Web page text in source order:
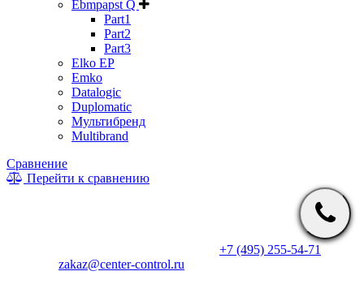
Ebmpapst Q
Part1
Part2
Part3
Elko EP
Emko
Datalogic
Duplomatic
Мультибренд
Multibrand
Сравнение
Перейти к сравнению
* Информация на сайте не является публичной офертой. Цены
производителем в одностороннем порядке. Актуальную цену
+7 (495) 255-54-71
zakaz@center-control.ru